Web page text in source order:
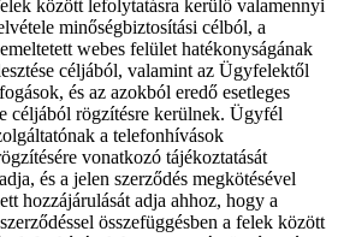
között lefolytatásra kerülő valamennyi
minőségbiztosítási célból, a
webes felület hatékonyságának
céljából, valamint az Ügyfelektől
és az azokból eredő esetleges
céljából rögzítésre kerülnek. Ügyfél
a telefonhívások
vonatkozó tájékoztatását
és a jelen szerződés megkötésével
hozzájárulását adja ahhoz, hogy a
összefüggésben a felek között